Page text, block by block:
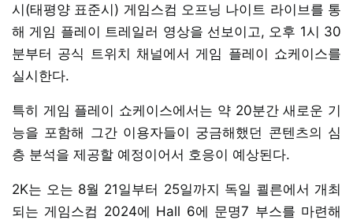
시(태평양 표준시) 게임스컴 오프닝 나이트 라이브를 통
해 게임 플레이 트레일러 영상을 선보이고, 오후 1시 30
분부터 공식 트위치 채널에서 게임 플레이 쇼케이스를
실시한다.
특히 게임 플레이 쇼케이스에서는 약 20분간 새로운 기
능을 포함해 그간 이용자들이 궁금해했던 콘텐츠의 심
층 분석을 제공할 예정이어서 호응이 예상된다.
2K는 오는 8월 21일부터 25일까지 독일 쾰른에서 개최
되는 게임스컴 2024에 Hall 6에 문명7 부스를 마련해